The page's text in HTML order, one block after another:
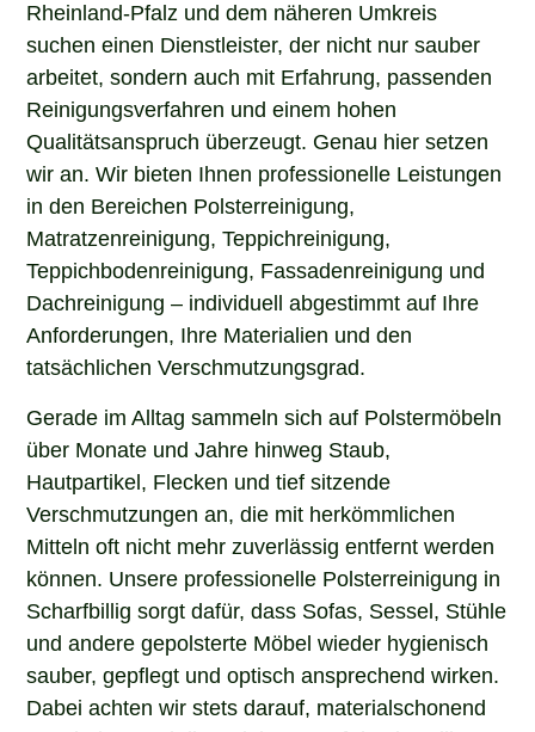
Rheinland-Pfalz und dem näheren Umkreis
suchen einen Dienstleister, der nicht nur sauber
arbeitet, sondern auch mit Erfahrung, passenden
Reinigungsverfahren und einem hohen
Qualitätsanspruch überzeugt. Genau hier setzen
wir an. Wir bieten Ihnen professionelle Leistungen
in den Bereichen Polsterreinigung,
Matratzenreinigung, Teppichreinigung,
Teppichbodenreinigung, Fassadenreinigung und
Dachreinigung – individuell abgestimmt auf Ihre
Anforderungen, Ihre Materialien und den
tatsächlichen Verschmutzungsgrad.
Gerade im Alltag sammeln sich auf Polstermöbeln
über Monate und Jahre hinweg Staub,
Hautpartikel, Flecken und tief sitzende
Verschmutzungen an, die mit herkömmlichen
Mitteln oft nicht mehr zuverlässig entfernt werden
können. Unsere professionelle Polsterreinigung in
Scharfbillig sorgt dafür, dass Sofas, Sessel, Stühle
und andere gepolsterte Möbel wieder hygienisch
sauber, gepflegt und optisch ansprechend wirken.
Dabei achten wir stets darauf, materialschonend